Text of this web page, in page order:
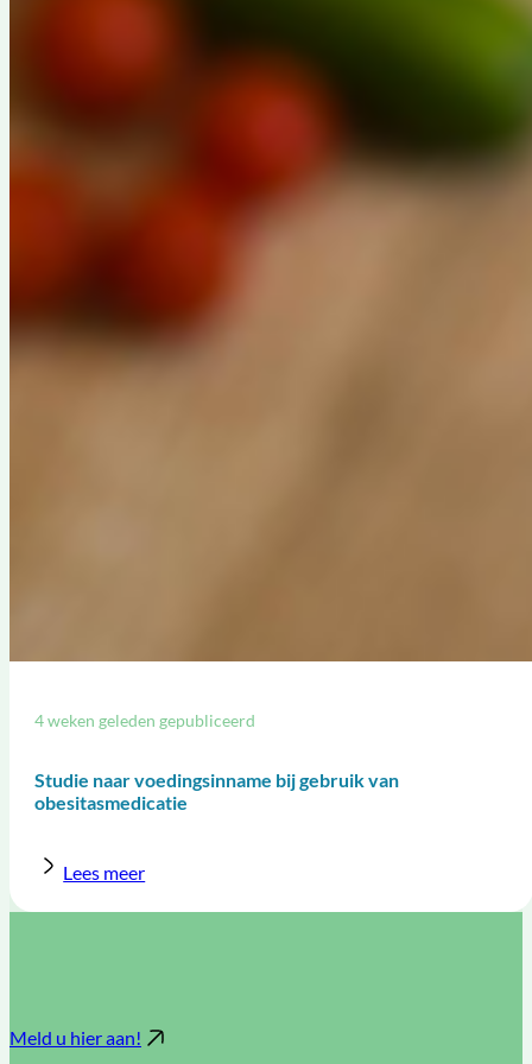
Studie naar voedingsinname bij gebruik van
obesitasmedicatie
4 weken geleden gepubliceerd
Lees meer
Meld u hier aan!